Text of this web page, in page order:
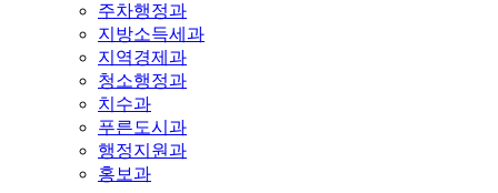
주차행정과
지방소득세과
지역경제과
청소행정과
치수과
푸른도시과
행정지원과
홍보과